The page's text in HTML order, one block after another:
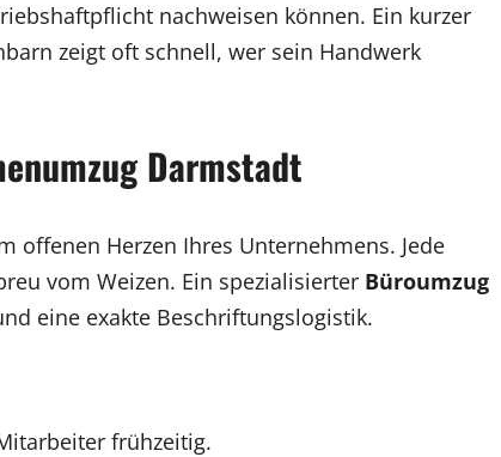
nachweisen können. Ein kurzer
zeigt oft schnell, wer sein Handwerk
Darmstadt
offenen Herzen Ihres Unternehmens. Jede
vom Weizen. Ein spezialisierter Büroumzug
eine exakte Beschriftungslogistik.
frühzeitig.